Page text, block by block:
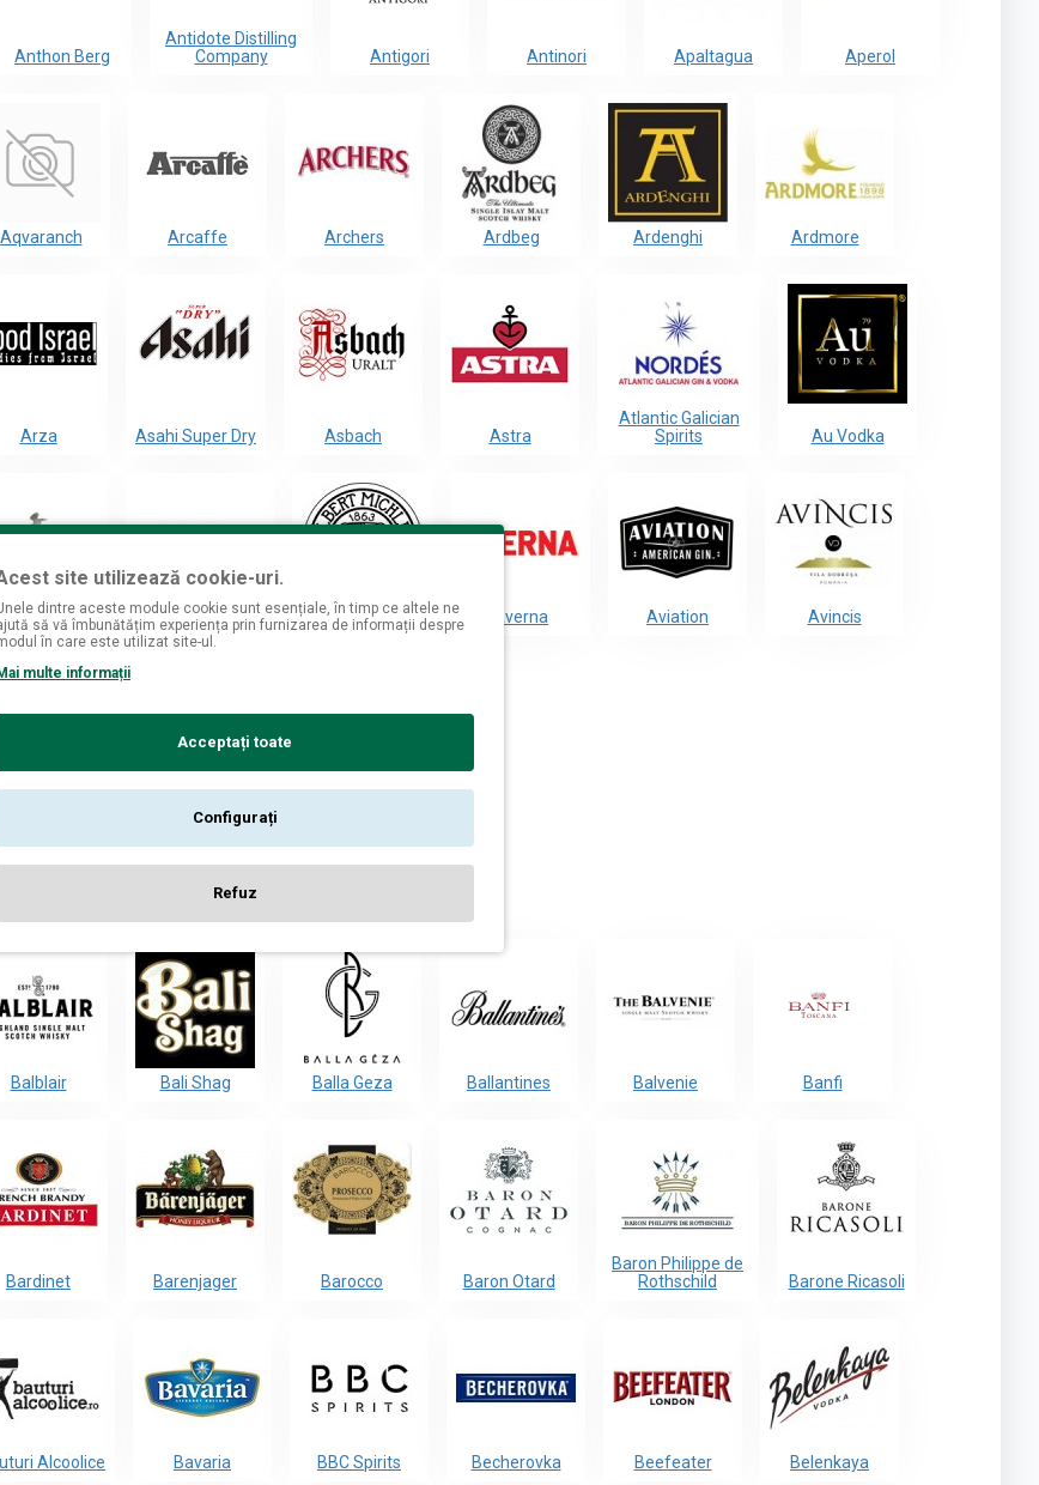
Anthon Berg
Antidote Distilling
Company
Antigori Antinori Apaltagua Aperol
Aqvaranch Arcaffe Archers Ardbeg Ardenghi Ardmore
Arza Asahi Super Dry Asbach Astra
Atlantic Galician
Spirits
Au Vodka
Aultmore Aurelia Visinescu Austrian Empire Averna Aviation Avincis
Balblair Bali Shag Balla Geza Ballantines Balvenie Banfi
Bardinet Barenjager Barocco Baron Otard
Baron Philippe de
Rothschild
Barone Ricasoli
Alcoolice Bavaria BBC Spirits Becherovka Beefeater Belenkaya
site utilizează cookie-uri.
dintre aceste module cookie sunt esențiale, în timp ce altele ne
să vă îmbunătățim experiența prin furnizarea de informații despre
în care este utilizat site-ul.
multe informații
Acceptați toate
Configurați
Refuz